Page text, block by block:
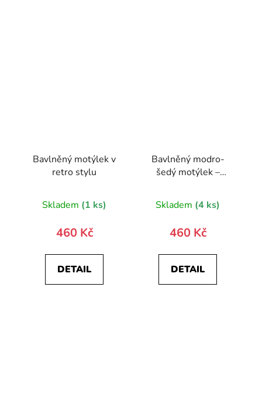
Bavlněný motýlek v
retro stylu
Skladem (1 ks)
460 Kč
DETAIL
Bavlněný modro-
šedý motýlek –
Skladem (4 ks)
460 Kč
DETAIL